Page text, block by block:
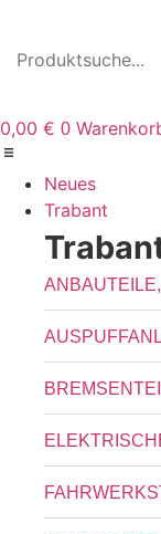
wechseln
0,00 € 0
Neues
Trabant